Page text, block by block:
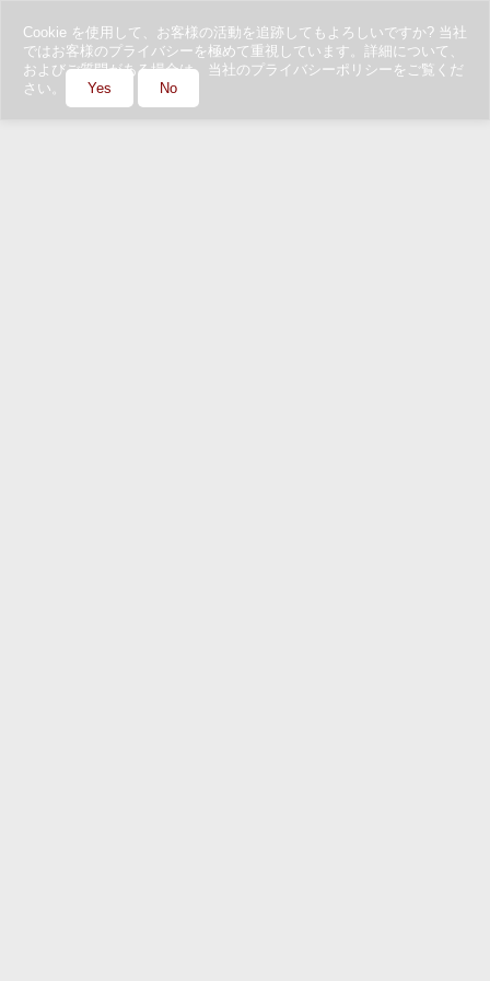
Cookie を使用して、お客様の活動を追跡してもよろしいですか? 当社
ではお客様のプライバシーを極めて重視しています。詳細について、
およびご質問がある場合は、当社のプライバシーポリシーをご覧くだ
さい。
Yes No